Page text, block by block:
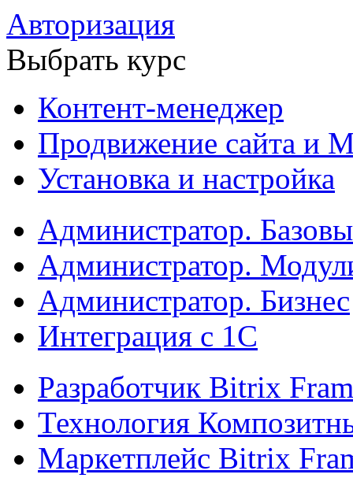
Авторизация
Выбрать курс
Контент-менеджер
Продвижение сайта и
Установка и настройка
Администратор.
Администратор.
Администратор. Бизнес
Интеграция с 1С
Разработчик Bitrix
Технология
Маркетплейс Bitrix